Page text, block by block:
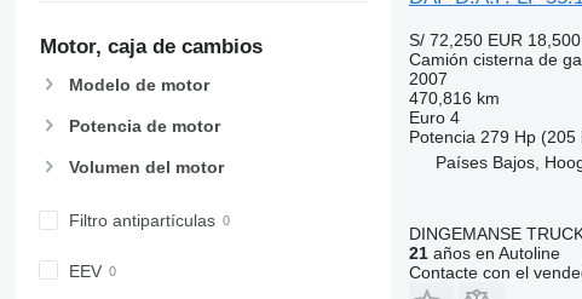
Motor, caja de cambios
Modelo de motor
Potencia de motor
Volumen del motor
Filtro antipartículas
EEV
S/ 72,250 EUR 18,500
Camión cisterna de
2007
470,816 km
Euro 4
Potencia 279 Hp (205
Países Bajos,
DINGEMANSE
21años en Autoline
Contacte con el